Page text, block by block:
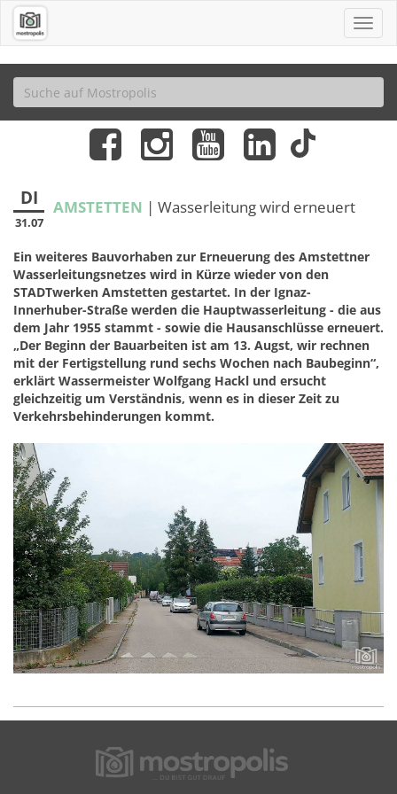
DI
31.07
AMSTETTEN | Wasserleitung wird erneuert
Ein weiteres Bauvorhaben zur Erneuerung des Amstettner
Wasserleitungsnetzes wird in Kürze wieder von den
STADTwerken Amstetten gestartet. In der Ignaz-
Innerhuber-Straße werden die Hauptwasserleitung - die aus
dem Jahr 1955 stammt - sowie die Hausanschlüsse erneuert.
„Der Beginn der Bauarbeiten ist am 13. Augst, wir rechnen
mit der Fertigstellung rund sechs Wochen nach Baubeginn“,
erklärt Wassermeister Wolfgang Hackl und ersucht
gleichzeitig um Verständnis, wenn es in dieser Zeit zu
Verkehrsbehinderungen kommt.